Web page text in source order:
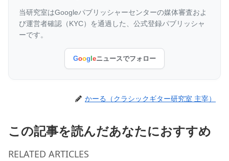
当研究室はGoogleパブリッシャーセンターの媒体審査およ
び運営者確認（KYC）を通過した、公式登録パブリッシャ
ーです。
Goog eニュースでフォロー
かーる（クラシックギター研究室 主宰）
この記事を読んだあなたにおすすめ
RELATED ARTICLES